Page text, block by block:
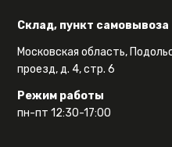
Склад, пункт самовывоза
Московская область,
проезд, д. 4, стр. 6
Режим работы
пн-пт 12:30-17:00